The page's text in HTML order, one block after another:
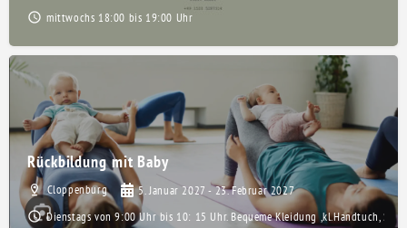
mittwochs 18:00 bis 19:00 Uhr
Rückbildung mit Baby
Cloppenburg
5. Januar 2027 - 23. Februar 2027
Dienstags von 9:00 Uhr bis 10: 15 Uhr. Bequeme Kleidung ,kl.Handtuch,